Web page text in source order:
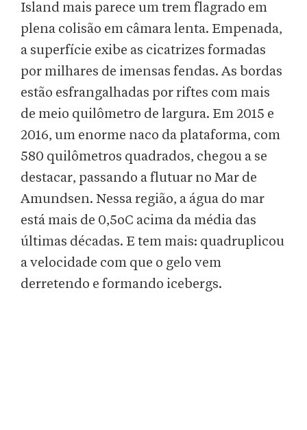
Island mais parece um trem flagrado em
plena colisão em câmara lenta. Empenada,
a superfície exibe as cicatrizes formadas
por milhares de imensas fendas. As bordas
estão esfrangalhadas por riftes com mais
de meio quilômetro de largura. Em 2015 e
2016, um enorme naco da plataforma, com
580 quilômetros quadrados, chegou a se
destacar, passando a flutuar no Mar de
Amundsen. Nessa região, a água do mar
está mais de 0,5oC acima da média das
últimas décadas. E tem mais: quadruplicou
a velocidade com que o gelo vem
derretendo e formando icebergs.